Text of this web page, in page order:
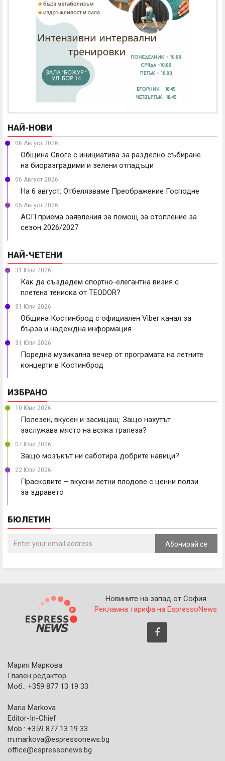
НАЙ-НОВИ
06 Август 2026
Община Своге с инициатива за разделно събиране
на биоразградими и зелени отпадъци
06 Август 2026
На 6 август: Отбелязваме Преображение Господне
05 Август 2026
АСП приема заявления за помощ за отопление за
сезон 2026/2027
НАЙ-ЧЕТЕНИ
31 Юли 2026
Как да създадем спортно-елегантна визия с
плетена тениска от TEODOR?
31 Юли 2026
Община Костинброд с официален Viber канал за
бърза и надеждна информация
31 Юли 2026
Поредна музикална вечер от програмата на летните
концерти в Костинброд
ИЗБРАНО
10 Юни 2026
Полезен, вкусен и засищащ: Защо нахутът
заслужава място на всяка трапеза?
07 Юли 2026
Защо мозъкът ни саботира добрите навици?
22 Юли 2026
Прасковите – вкусни летни плодове с ценни ползи
за здравето
БЮЛЕТИН
Абонирай се
Новините на запад от София
Рекламна тарифа на EspressoNews
Мария Маркова
Главен редактор
Моб.: +359 877 13 19 33
Maria Markova
Editor-In-Chief
Mob.: +359 877 13 19 33
m.markova@espressonews.bg
office@espressonews.bg